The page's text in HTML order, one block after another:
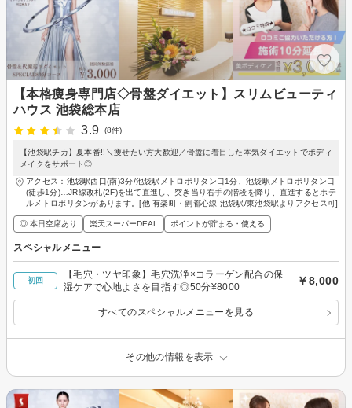
【本格痩身専門店◇骨盤ダイエット】スリムビューティ
ハウス 池袋総本店
3.9
(8件)
【池袋駅チカ】夏本番!!＼痩せたい方大歓迎／骨盤に着目した本気ダイエットでボディ
メイクをサポート◎
アクセス：池袋駅西口(南)3分/池袋駅メトロポリタン口1分、池袋駅メトロポリタン口
(徒歩1分)…JR線改札(2F)を出て直進し、突き当り右手の階段を降り、直進するとホテ
ルメトロポリタンがあります。[他 有楽町・副都心線 池袋駅/東池袋駅よりアクセス可]
◎ 本日空席あり 楽天スーパーDEAL ポイントが貯まる・使える
スペシャルメニュー
初回
【毛穴・ツヤ印象】毛穴洗浄×コラーゲン配合の保
湿ケアで心地よさを目指す◎50分¥8000
￥8,000
すべてのスペシャルメニューを見る
その他の情報を表示